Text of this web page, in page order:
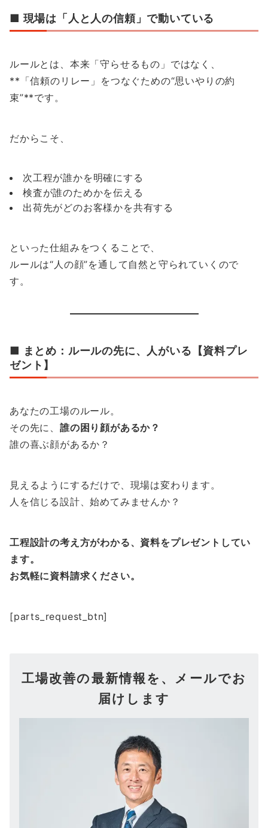
■ 現場は「人と人の信頼」で動いている
ルールとは、本来「守らせるもの」ではなく、
**「信頼のリレー」をつなぐための“思いやりの約
束”**です。
だからこそ、
次工程が誰かを明確にする
検査が誰のためかを伝える
出荷先がどのお客様かを共有する
といった仕組みをつくることで、
ルールは“人の顔”を通して自然と守られていくので
す。
■ まとめ：ルールの先に、人がいる【資料プレ
ゼント】
あなたの工場のルール。
その先に、 誰の困り顔があるか？
誰の喜ぶ顔があるか？
見えるようにするだけで、現場は変わります。
人を信じる設計、始めてみませんか？
工程設計の考え方がわかる、資料をプレゼントしてい
ます。
お気軽に資料請求ください。
[parts_request_btn]
工場改善の最新情報を、メールでお
届けします